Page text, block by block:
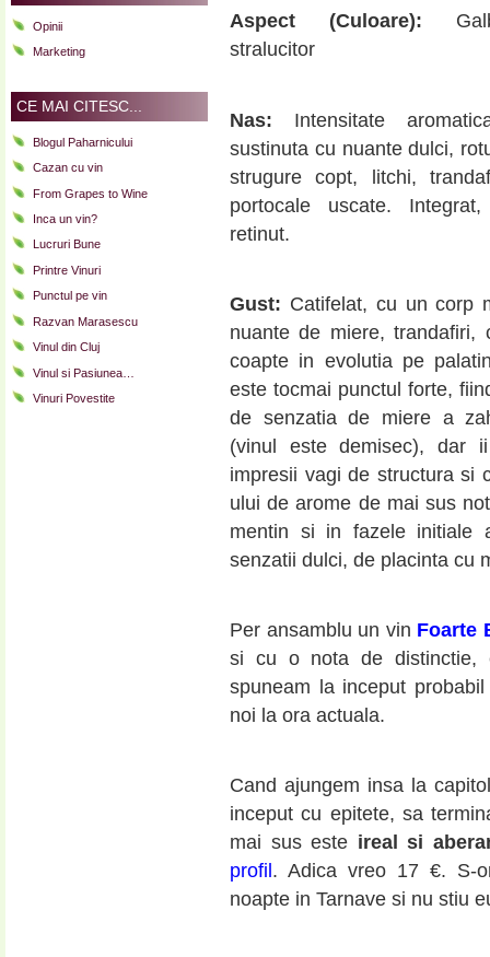
Opinii
Marketing
CE MAI CITESC...
Blogul Paharnicului
Cazan cu vin
From Grapes to Wine
Inca un vin?
Lucruri Bune
Printre Vinuri
Punctul pe vin
Razvan Marasescu
Vinul din Cluj
Vinul si Pasiunea…
Vinuri Povestite
Aspect (Culoare):
stralucitor
Nas: Intensitate
sustinuta cu nuante dulci,
strugure copt, litchi,
portocale uscate.
retinut.
Gust: Catifelat, cu un corp
nuante de miere, trandafiri,
coapte in evolutia pe
este tocmai punctul forte,
de senzatia de miere a
(vinul este demisec), dar
impresii vagi de structura si
ului de arome de mai sus
mentin si in fazele initiale
senzatii dulci, de placinta cu
Per ansamblu un vin Foarte
si cu o nota de distinctie,
spuneam la inceput
noi la ora actuala.
Cand ajungem insa la
inceput cu epitete, sa
mai sus este ireal si
profil . Adica vreo 17 €. S-
noapte in Tarnave si nu stiu